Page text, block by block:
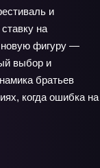
и
на
новую фигуру —
выбор и
братьев
когда ошибка на